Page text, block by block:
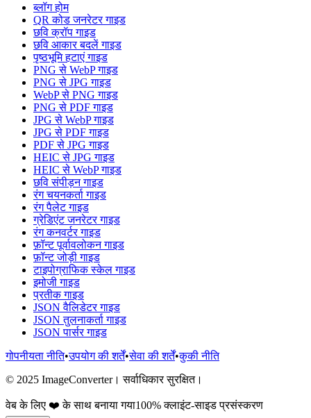
ब्लॉग होम
QR कोड जनरेटर गाइड
छवि क्रॉप गाइड
छवि आकार बदलें गाइड
पृष्ठभूमि हटाएं गाइड
PNG से WebP गाइड
PNG से JPG गाइड
WebP से PNG गाइड
PNG से PDF गाइड
JPG से WebP गाइड
JPG से PDF गाइड
PDF से JPG गाइड
HEIC से JPG गाइड
HEIC से WebP गाइड
छवि संपीड़न गाइड
रंग चयनकर्ता गाइड
रंग पैलेट गाइड
ग्रेडिएंट जनरेटर गाइड
रंग कनवर्टर गाइड
फ़ॉन्ट पूर्वावलोकन गाइड
फ़ॉन्ट जोड़ी गाइड
टाइपोग्राफिक स्केल गाइड
इमोजी गाइड
प्रतीक गाइड
JSON वैलिडेटर गाइड
JSON तुलनाकर्ता गाइड
JSON पार्सर गाइड
गोपनीयता नीति•उपयोग की शर्तें•सेवा की शर्तें•कुकी नीति
© 2025 ImageConverter। सर्वाधिकार सुरक्षित।
वेब के लिए ❤️ के साथ बनाया गया100% क्लाइंट-साइड प्रसंस्करण